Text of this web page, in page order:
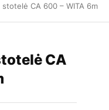
stotelė CA 600 – WITA 6m
CA